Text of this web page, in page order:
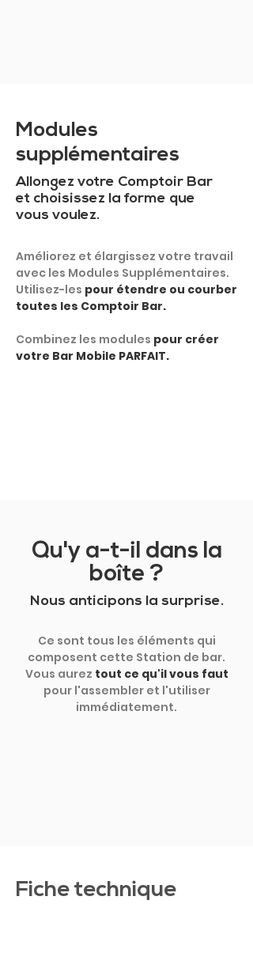
Modules
supplémentaires
Allongez votre Comptoir Bar
et choisissez la forme que
vous voulez.
Améliorez et élargissez votre travail
avec les Modules Supplémentaires.
Utilisez-les pour étendre ou courber
toutes les Comptoir Bar.
Combinez les modules pour créer
votre Bar Mobile PARFAIT.
Qu'y a-t-il dans la
boîte ?
Nous anticipons la surprise.
Ce sont tous les éléments qui
composent cette Station de bar.
Vous aurez tout ce qu'il vous faut
pour l'assembler et l'utiliser
immédiatement.
Fiche technique